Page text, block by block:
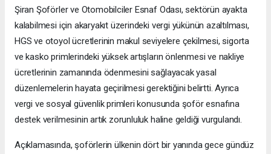
Şiran Şoförler ve Otomobilciler Esnaf Odası, sektörün ayakta
kalabilmesi için akaryakıt üzerindeki vergi yükünün azaltılması,
HGS ve otoyol ücretlerinin makul seviyelere çekilmesi, sigorta
ve kasko primlerindeki yüksek artışların önlenmesi ve nakliye
ücretlerinin zamanında ödenmesini sağlayacak yasal
düzenlemelerin hayata geçirilmesi gerektiğini belirtti. Ayrıca
vergi ve sosyal güvenlik primleri konusunda şoför esnafına
destek verilmesinin artık zorunluluk haline geldiği vurgulandı.
Açıklamasında, şoförlerin ülkenin dört bir yanında gece gündüz